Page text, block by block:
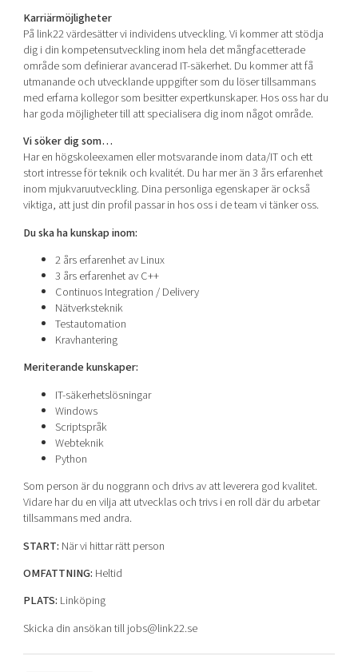
Karriärmöjligheter
På link22 värdesätter vi individens utveckling. Vi kommer att stödja
dig i din kompetensutveckling inom hela det mångfacetterade
område som definierar avancerad IT-säkerhet. Du kommer att få
utmanande och utvecklande uppgifter som du löser tillsammans
med erfarna kollegor som besitter expertkunskaper. Hos oss har du
har goda möjligheter till att specialisera dig inom något område.
Vi söker dig som…
Har en högskoleexamen eller motsvarande inom data/IT och ett
stort intresse för teknik och kvalitét. Du har mer än 3 års erfarenhet
inom mjukvaruutveckling. Dina personliga egenskaper är också
viktiga, att just din profil passar in hos oss i de team vi tänker oss.
Du ska ha kunskap inom:
2 års erfarenhet av Linux
3 års erfarenhet av C++
Continuos Integration / Delivery
Nätverksteknik
Testautomation
Kravhantering
Meriterande kunskaper:
IT-säkerhetslösningar
Windows
Scriptspråk
Webteknik
Python
Som person är du noggrann och drivs av att leverera god kvalitet.
Vidare har du en vilja att utvecklas och trivs i en roll där du arbetar
tillsammans med andra.
START: När vi hittar rätt person
OMFATTNING: Heltid
PLATS: Linköping
Skicka din ansökan till jobs@link22.se